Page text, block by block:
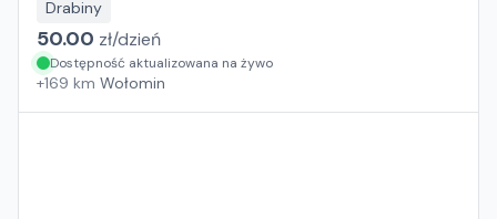
Drabiny
50.00 zł/dzień
Dostępność aktualizowana na żywo
+169 km Wołomin